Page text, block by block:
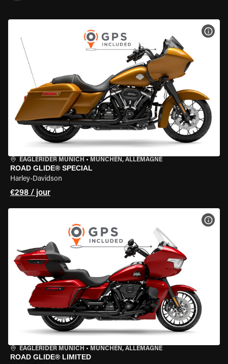
EAGLERIDER MUNICH • MÜNCHEN, ALLEMAGNE
ROAD GLIDE® SPECIAL
Harley-Davidson
€298 / jour
EAGLERIDER MUNICH • MÜNCHEN, ALLEMAGNE
ROAD GLIDE® LIMITED